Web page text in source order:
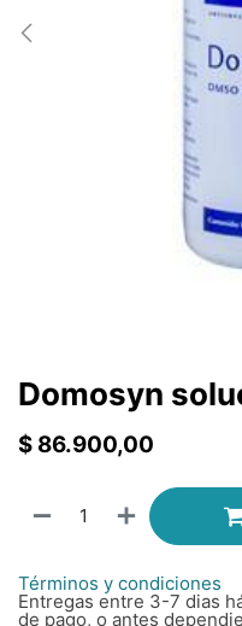
Domosyn
$ 86.900,00
Términos y condiciones
Entregas entre 3-7 dias
de pago, o antes